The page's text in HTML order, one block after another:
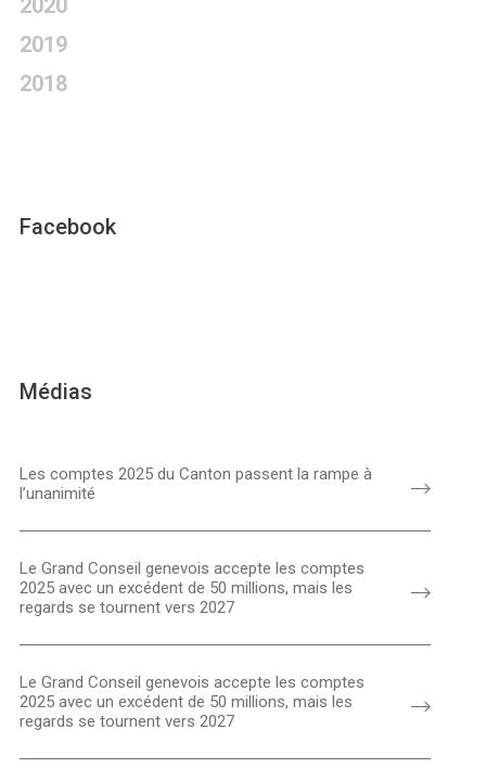
2020
2019
2018
Facebook
Médias
Les comptes 2025 du Canton passent la rampe à
l’unanimité
Le Grand Conseil genevois accepte les comptes
2025 avec un excédent de 50 millions, mais les
regards se tournent vers 2027
Le Grand Conseil genevois accepte les comptes
2025 avec un excédent de 50 millions, mais les
regards se tournent vers 2027